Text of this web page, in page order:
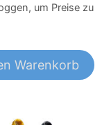
um Preise zu
Warenkorb